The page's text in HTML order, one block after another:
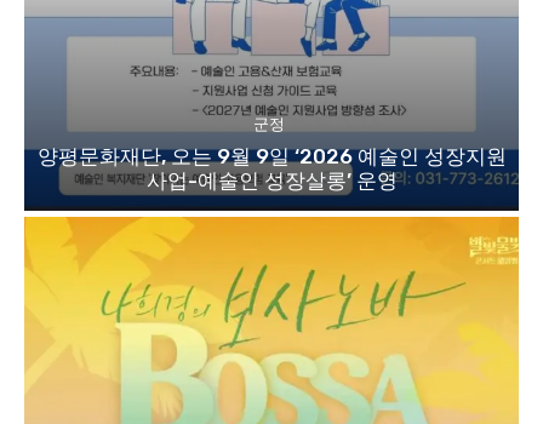
군정
양평문화재단, 오는 9월 9일 ‘2026 예술인 성장지원
사업-예술인 성장살롱’ 운영